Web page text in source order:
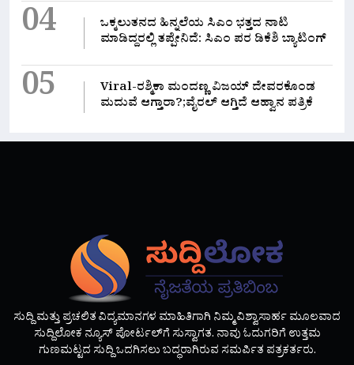
04
ಒಕ್ಕಲುತನದ ಹಿನ್ನಲೆಯ ಸಿಎಂ ಭತ್ತದ ನಾಟಿ
ಮಾಡಿದ್ದರಲ್ಲಿ‌ ತಪ್ಪೇನಿದೆ: ಸಿಎಂ ಪರ ಡಿಕೆಶಿ ಬ್ಯಾಟಿಂಗ್
05
Viral-ರಶ್ಮಿಕಾ ಮಂದಣ್ಣ ವಿಜಯ್ ದೇವರಕೊಂಡ
ಮದುವೆ ಆಗ್ತಾರಾ?;ವೈರಲ್ ಆಗ್ತಿದೆ ಆಹ್ವಾನ ಪತ್ರಿಕೆ
ಸುದ್ದಿ ಮತ್ತು ಪ್ರಚಲಿತ ವಿದ್ಯಮಾನಗಳ ಮಾಹಿತಿಗಾಗಿ ನಿಮ್ಮ ವಿಶ್ವಾಸಾರ್ಹ ಮೂಲವಾದ
ಸುದ್ದಿಲೋಕ ನ್ಯೂಸ್ ಪೋರ್ಟಲ್‌ಗೆ ಸುಸ್ವಾಗತ. ನಾವು ಓದುಗರಿಗೆ ಉತ್ತಮ
ಗುಣಮಟ್ಟದ ಸುದ್ದಿ ಒದಗಿಸಲು ಬದ್ಧರಾಗಿರುವ ಸಮರ್ಪಿತ ಪತ್ರಕರ್ತರು.